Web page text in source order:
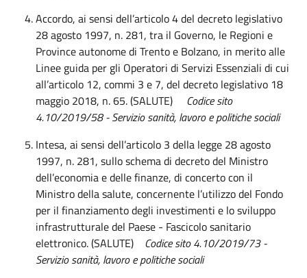
Accordo, ai sensi dell’articolo 4 del decreto legislativo
28 agosto 1997, n. 281, tra il Governo, le Regioni e
Province autonome di Trento e Bolzano, in merito alle
Linee guida per gli Operatori di Servizi Essenziali di cui
all’articolo 12, commi 3 e 7, del decreto legislativo 18
maggio 2018, n. 65. (SALUTE) Codice sito
4.10/2019/58 - Servizio sanità, lavoro e politiche sociali
Intesa, ai sensi dell’articolo 3 della legge 28 agosto
1997, n. 281, sullo schema di decreto del Ministro
dell’economia e delle finanze, di concerto con il
Ministro della salute, concernente l’utilizzo del Fondo
per il finanziamento degli investimenti e lo sviluppo
infrastrutturale del Paese - Fascicolo sanitario
elettronico. (SALUTE) Codice sito 4.10/2019/73 -
Servizio sanità, lavoro e politiche sociali